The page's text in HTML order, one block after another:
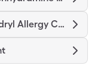
Benadryl Allergy Childrens